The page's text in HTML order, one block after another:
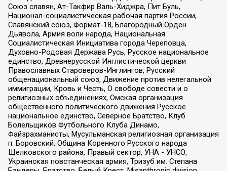
Союз славян, Ат-Такфир Валь-Хиджра, Пит Буль,
Национал-социалистическая рабочая партия России,
Славянский союз, Формат-18, Благородный Орден
Дьявола, Армия воли народа, Национальная
Социалистическая Инициатива города Череповца,
Духовно-Родовая Держава Русь, Русское национальное
единство, Древнерусской Инглистической церкви
Православных Староверов-Инглингов, Русский
общенациональный союз, Движение против нелегальной
иммиграции, Кровь и Честь, О свободе совести и о
религиозных объединениях, Омская организация
общественного политического движения Русское
национальное единство, Северное Братство, Клуб
Болельщиков Футбольного Клуба Динамо,
Файзрахманисты, Мусульманская религиозная организация
п. Боровский, Община Коренного Русского народа
Щелковского района, Правый сектор, УНА - УНСО,
Украинская повстанческая армия, Тризуб им. Степана